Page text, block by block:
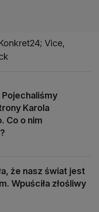
Vice,
Pojechaliśmy
Karola
Co o nim
że nasz świat jest
Wpuściła złośliwy